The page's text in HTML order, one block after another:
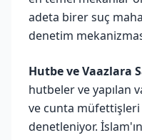
adeta birer suç
denetim
Hutbe ve Vaazlara
hutbeler ve yapılan
ve cunta müfettişleri
denetleniyor.